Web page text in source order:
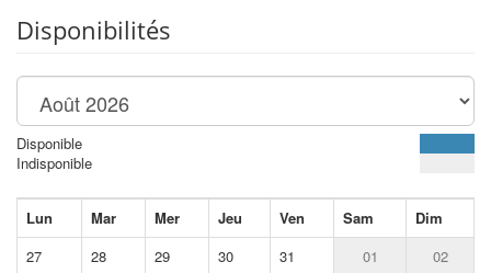
Disponibilités
Disponible
Indisponible
Lun Mar Mer Jeu Ven Sam
Dim
27
28 29 30 31 01 02